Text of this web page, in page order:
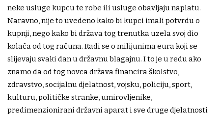
neke usluge kupcu te robe ili usluge obavljaju naplatu.
Naravno, nije to uvedeno kako bi kupci imali potvrdu o
kupnji, nego kako bi država tog trenutka uzela svoj dio
kolača od tog računa. Radi se o milijunima eura koji se
slijevaju svaki dan u državnu blagajnu. I to je u redu ako
znamo da od tog novca država financira školstvo,
zdravstvo, socijalnu djelatnost, vojsku, policiju, sport,
kulturu, političke stranke, umirovljenike,
predimenzionirani državni aparat i sve druge djelatnosti